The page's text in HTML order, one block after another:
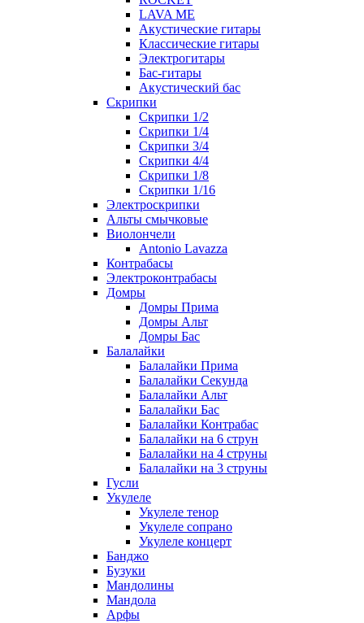
LAVA ME
Акустические гитары
Классические гитары
Электрогитары
Бас-гитары
Акустический бас
Скрипки
Скрипки 1/2
Скрипки 1/4
Скрипки 3/4
Скрипки 4/4
Скрипки 1/8
Скрипки 1/16
Электроскрипки
Альты смычковые
Виолончели
Antonio Lavazza
Контрабасы
Электроконтрабасы
Домры
Домры Прима
Домры Альт
Домры Бас
Балалайки
Балалайки Прима
Балалайки Секунда
Балалайки Альт
Балалайки Бас
Балалайки Контрабас
Балалайки на 6 струн
Балалайки на 4 струны
Балалайки на 3 струны
Гусли
Укулеле
Укулеле тенор
Укулеле сопрано
Укулеле концерт
Банджо
Бузуки
Мандолины
Мандола
Арфы